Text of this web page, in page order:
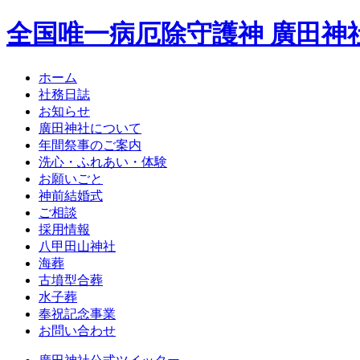
全国唯一病厄除守護神 廣田神
ホーム
社務日誌
お知らせ
廣田神社について
年間祭事のご案内
洗心・ふれあい・体験
お願いごと
神前結婚式
ご相談
採用情報
八甲田山神社
海葬
古墳型合葬
水子葬
奉祝記念事業
お問い合わせ